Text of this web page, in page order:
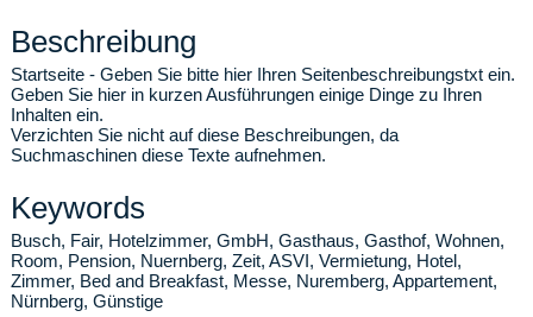
Beschreibung
Startseite - Geben Sie bitte hier Ihren Seitenbeschreibungstxt ein.
Geben Sie hier in kurzen Ausführungen einige Dinge zu Ihren
Inhalten ein.
Verzichten Sie nicht auf diese Beschreibungen, da
Suchmaschinen diese Texte aufnehmen.
Keywords
Busch, Fair, Hotelzimmer, GmbH, Gasthaus, Gasthof, Wohnen,
Room, Pension, Nuernberg, Zeit, ASVI, Vermietung, Hotel,
Zimmer, Bed and Breakfast, Messe, Nuremberg, Appartement,
Nürnberg, Günstige